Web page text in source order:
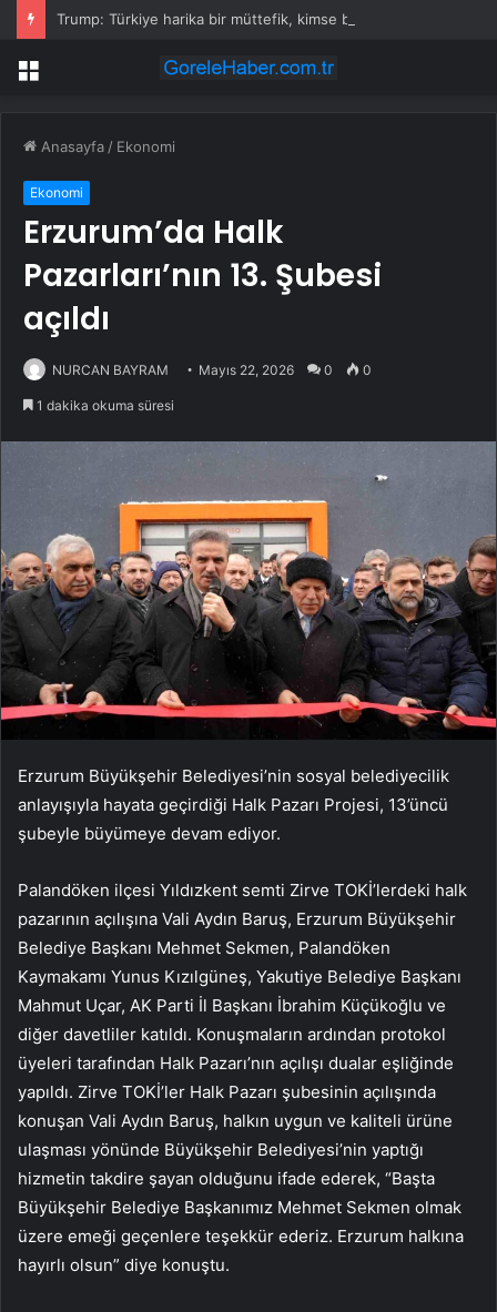
Menü
Anasayfa / Ekonomi
Ekonomi
Erzurum’da Halk
Pazarları’nın 13. Şubesi
açıldı
NURCAN BAYRAM Mayıs 22, 2026 0 0
1 dakika okuma süresi
Erzurum Büyükşehir Belediyesi’nin sosyal belediyecilik
anlayışıyla hayata geçirdiği Halk Pazarı Projesi, 13’üncü
şubeyle büyümeye devam ediyor.
Palandöken ilçesi Yıldızkent semti Zirve TOKİ’lerdeki halk
pazarının açılışına Vali Aydın Baruş, Erzurum Büyükşehir
Belediye Başkanı Mehmet Sekmen, Palandöken
Kaymakamı Yunus Kızılgüneş, Yakutiye Belediye Başkanı
Mahmut Uçar, AK Parti İl Başkanı İbrahim Küçükoğlu ve
diğer davetliler katıldı. Konuşmaların ardından protokol
üyeleri tarafından Halk Pazarı’nın açılışı dualar eşliğinde
yapıldı. Zirve TOKİ’ler Halk Pazarı şubesinin açılışında
konuşan Vali Aydın Baruş, halkın uygun ve kaliteli ürüne
ulaşması yönünde Büyükşehir Belediyesi’nin yaptığı
hizmetin takdire şayan olduğunu ifade ederek, “Başta
Büyükşehir Belediye Başkanımız Mehmet Sekmen olmak
üzere emeği geçenlere teşekkür ederiz. Erzurum halkına
hayırlı olsun” diye konuştu.